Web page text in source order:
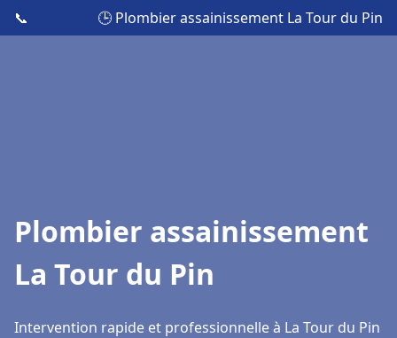
📞 🕒 Plombier assainissement La Tour du Pin
Plombier assainissement
La Tour du Pin
Intervention rapide et professionnelle à La Tour du Pin